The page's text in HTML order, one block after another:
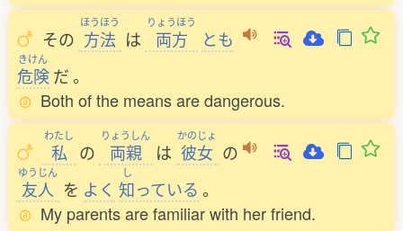
その
ほうほう
方法 は
りょうほう
両方 とも
きけん
危険 だ。
Both of the means are dangerous.
わたし
私 の
りょうしん
両親 は
かのじょ
彼女 の
ゆうじん
友人 を よく
し
知っている 。
My parents are familiar with her friend.